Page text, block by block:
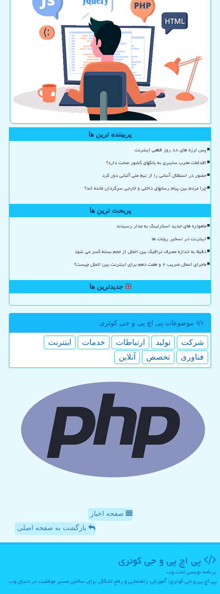
پربیننده ترین ها
پس لرزه های ۸۸ روز قطعی اینترنت
اقدامات مخرب سایبری به بانکهای کشور صحت دارد؟
حضور در استقلال آسانی را از تیم ملی آلبانی دور کرد
چرا مردم بین پیام رسانهای داخلی و خارجی سرگردان مانده اند؟
پربحث ترین ها
ماهواره های جدید استارلینک به مدار رسیدند
اینترنت در تسخیر روبات ها
دقیقا به اندازه مصرف ترافیک بین الملل از حجم بسته کسر می شود
ماجرای اعمال ضریب ۲ و هفت دهم برای اینترنت بین الملل چیست؟
جدیدترین ها
موضوعات پی اچ پی و جی كوئری
شركت تولید ارتباطات خدمات
اینترنت
فناوری
تخصص آنلاین
صفحه اخبار
بازگشت به صفحه اصلی
پی اچ پی و جی كوئری
برنامه نویسی تحت وب
پی اچ پی و جی کوئری؛ آموزش، راهنمایی و رفع اشکال برای ساختن مسیر موفقیت در دنیای وب